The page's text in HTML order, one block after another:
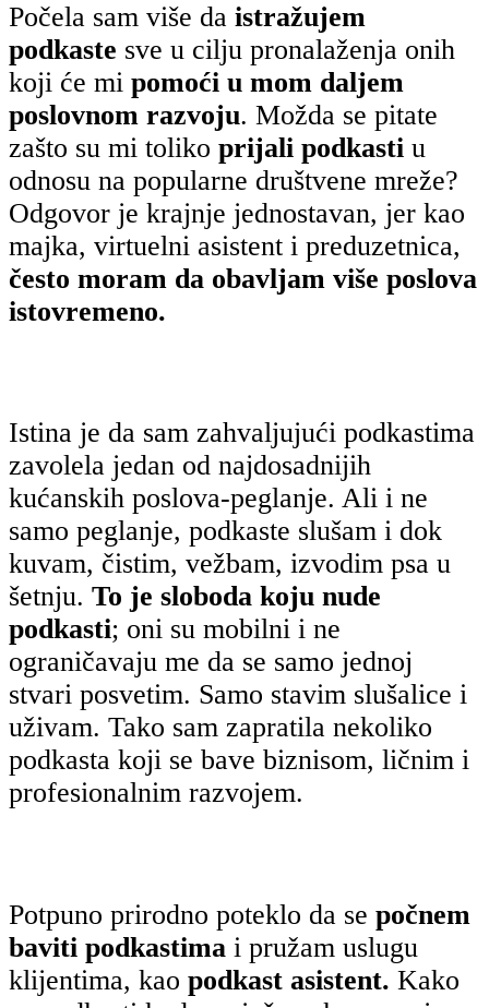
Počela sam više da istražujem
podkaste sve u cilju pronalaženja onih
koji će mi pomoći u mom daljem
poslovnom razvoju. Možda se pitate
zašto su mi toliko prijali podkasti u
odnosu na popularne društvene mreže?
Odgovor je krajnje jednostavan, jer kao
majka, virtuelni asistent i preduzetnica,
često moram da obavljam više poslova
istovremeno.
Istina je da sam zahvaljujući podkastima
zavolela jedan od najdosadnijih
kućanskih poslova-peglanje. Ali i ne
samo peglanje, podkaste slušam i dok
kuvam, čistim, vežbam, izvodim psa u
šetnju. To je sloboda koju nude
podkasti; oni su mobilni i ne
ograničavaju me da se samo jednoj
stvari posvetim. Samo stavim slušalice i
uživam. Tako sam zapratila nekoliko
podkasta koji se bave biznisom, ličnim i
profesionalnim razvojem.
Potpuno prirodno poteklo da se počnem
baviti podkastima i pružam uslugu
klijentima, kao podkast asistent. Kako